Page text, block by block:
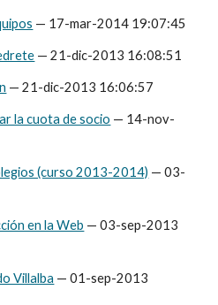
— 17-mar-2014 19:07:45
— 21-dic-2013 16:08:51
— 21-dic-2013 16:06:57
la cuota de socio — 14-nov-
(curso 2013-2014) — 03-
en la Web — 03-sep-2013
Villalba — 01-sep-2013